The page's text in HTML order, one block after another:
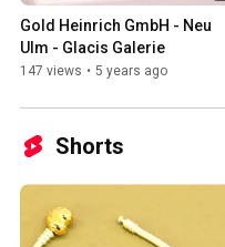
Gold Heinrich GmbH - Neu
Ulm - Glacis Galerie
147 views • 5 years ago
Shorts